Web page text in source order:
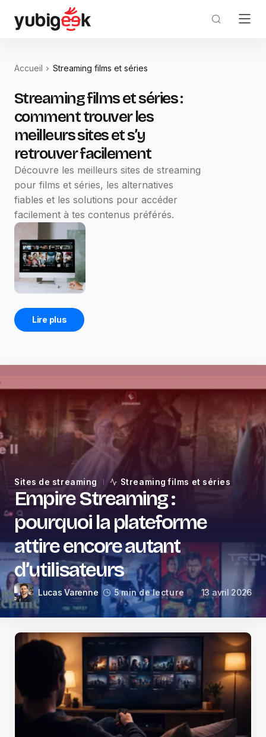
Accueil Streaming films et séries
Streaming films et séries :
comment trouver les
meilleurs sites et s’y
retrouver facilement
Découvre les meilleurs sites de streaming
pour films et séries, les alternatives
fiables et les solutions pour accéder
facilement à tes contenus préférés.
Lire plus
Sites de streaming Streaming films et séries
Empire Streaming :
pourquoi la plateforme
attire encore autant
d’utilisateurs
Lucas Varenne 5 min de lecture 13 avril 2026